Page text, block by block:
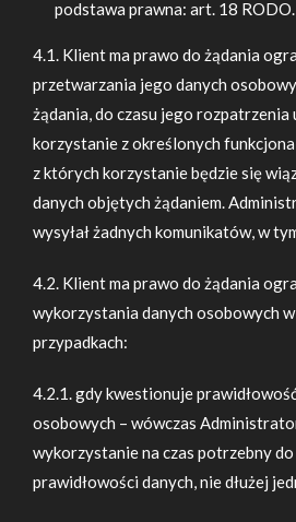
podstawa prawna: art. 18 RODO.
4.1. Klient ma prawo do żądania
przetwarzania jego danych
żądania, do czasu jego rozpatrzenia
korzystanie z określonych
z których korzystanie będzie się
danych objętych żądaniem.
wysyłał żadnych komunikatów, w
4.2. Klient ma prawo do żądania
wykorzystania danych osobowych
przypadkach:
4.2.1. gdy kwestionuje
osobowych – wówczas
wykorzystanie na czas potrzebny
prawidłowości danych, nie dłużej